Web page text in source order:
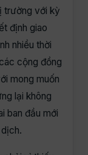
trường với kỳ
định giao
nhiều thời
cộng đồng
mong muốn
lại không
ban đầu mới